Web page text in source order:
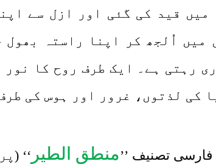
قید کی گئی اور ازل سے
میں اُلجھ کر اپنا راستہ
رہتی ہے۔ ایک طرف روح کا
کی لذتوں، غرور اور ہوس کی
تصنیف ’’منطق الطیر ‘‘